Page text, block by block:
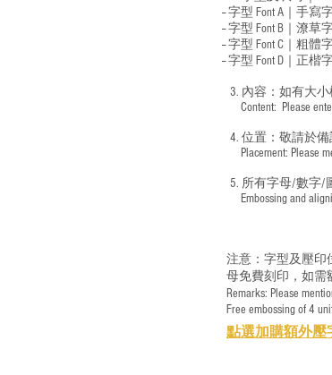
-- 字型 Font A｜手寫
-- 字型 Font B｜潦草
-- 字型 Font C｜粗體
-- 字型 Font D｜正楷
3. 內容：如有大
Content: Please
4. 位置：敬請於
Placement: Please
5. 所有字母/數字/
Embossing and
注意：字型及壓印
母免費刻印，如需
Remarks: Please
Free embossing of 4
點選加購額外壓